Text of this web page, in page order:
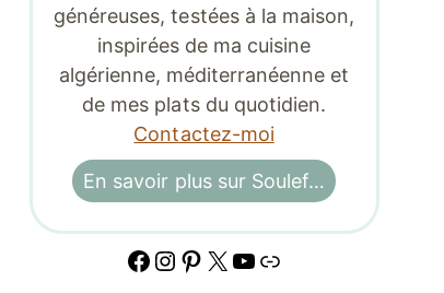
généreuses, testées à la maison,
inspirées de ma cuisine
algérienne, méditerranéenne et
de mes plats du quotidien.
Contactez-moi
En savoir plus sur Soulef…
Facebook
Instagram
Pinterest
X YouTube
Lien